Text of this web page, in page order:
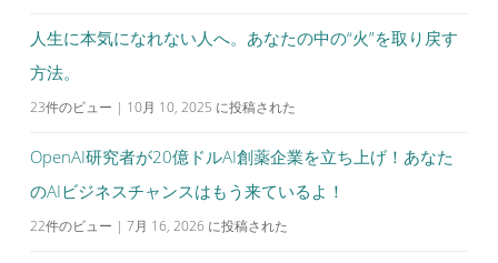
人生に本気になれない人へ。あなたの中の“火”を取り戻す
方法。
23件のビュー | 10月 10, 2025 に投稿された
OpenAI研究者が20億ドルAI創薬企業を立ち上げ！あなた
のAIビジネスチャンスはもう来ているよ！
22件のビュー | 7月 16, 2026 に投稿された